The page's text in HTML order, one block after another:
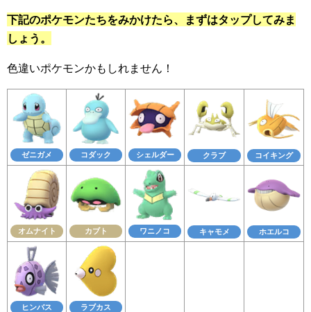
下記のポケモンたちをみかけたら、まずはタップしてみま
しょう。
色違いポケモンかもしれません！
ゼニガメ コダック シェルダー クラブ コイキング
オムナイト カブト ワニノコ キャモメ ホエルコ
ヒンバス ラブカス